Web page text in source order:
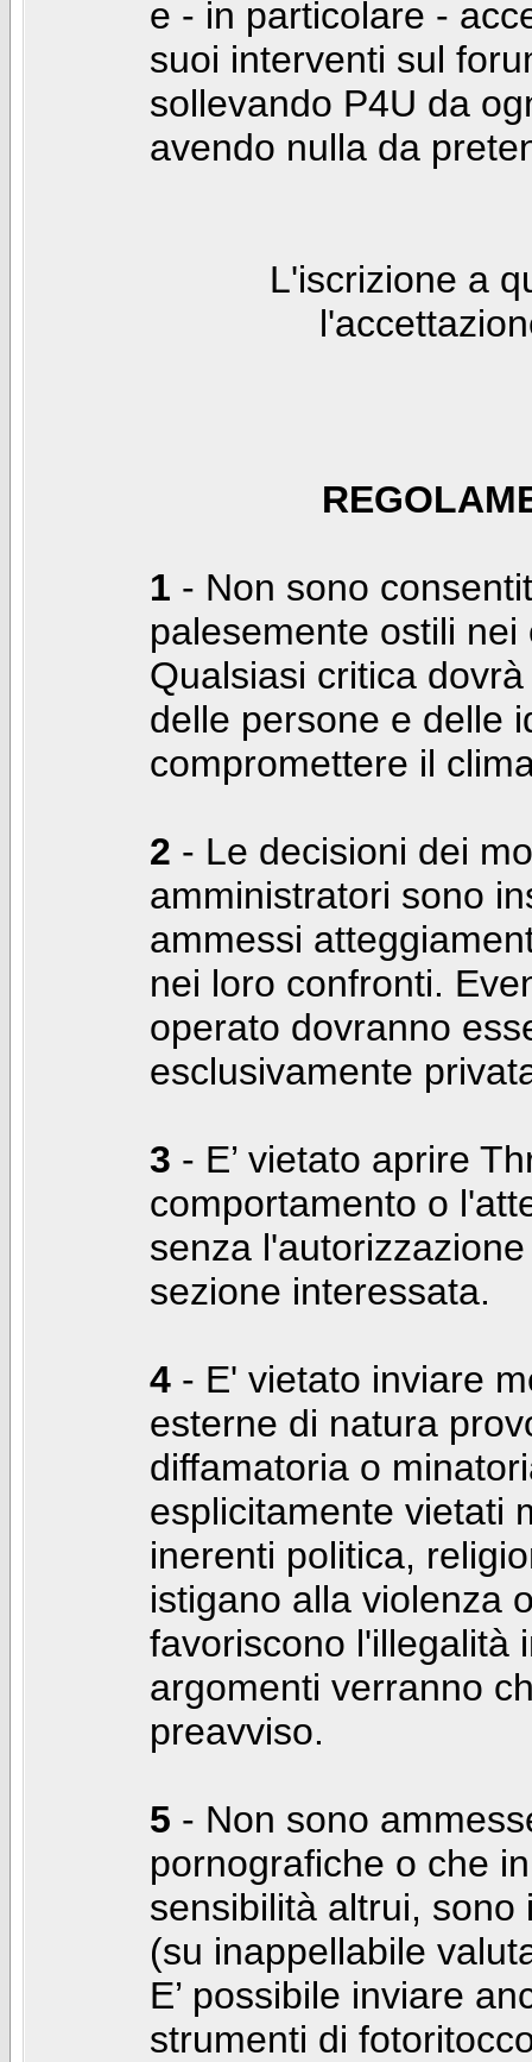
e - in particolare -
suoi interventi sul
sollevando P4U da
avendo nulla da
L'iscrizione a
1 - Non sono
palesemente ostili
Qualsiasi critica
delle persone e delle
compromettere il
2 - Le decisioni dei
amministratori sono
ammessi
nei loro confronti.
operato dovranno
esclusivamente
3 - E’ vietato aprire
comportamento o
senza
sezione interessata.
4 - E' vietato inviare
esterne di natura
diffamatoria o
esplicitamente vietati
inerenti politica,
istigano alla violenza
favoriscono l'illegalità
argomenti verranno
preavviso.
5 - Non sono
pornografiche o che
sensibilità altrui,
(su inappellabile
E’ possibile inviare
strumenti di